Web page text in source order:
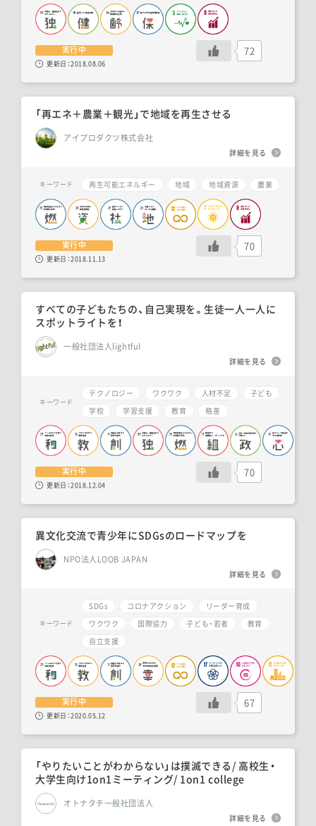
「やりたいことがわからない」は撲滅できる/ 高校生・
大学生向け1on1ミーティング/ 1on1 college
オトナタチ一般社団法人
詳細を見る
異文化交流で青少年にSDGsのロードマップを
NPO法人LOOB JAPAN
詳細を見る
キーワード
SDGs コロナアクション
リーダー育成
ワクワク
国際協力 子ども・若者
教育
自立支援
実行中
更新日：2020.05.12
67
すべての子どもたちの、自己実現を。生徒一人一人に
スポットライトを！
一般社団法人lightful
詳細を見る
キーワード
テクノロジー ワクワク 人材不足
子ども
学校
学習支援 教育 格差
実行中
更新日：2018.12.04
70
「再エネ＋農業＋観光」で地域を再生させる
アイプロダクツ株式会社
詳細を見る
キーワード 再生可能エネルギー 地域 地域資源 農業
実行中
更新日：2018.11.13
70
実行中
更新日：2018.08.06
72